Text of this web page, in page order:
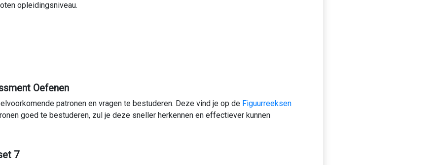
opleidingsniveau.
Oefenen
patronen en vragen te bestuderen. Deze vind je op de Figuurreeksen
goed te bestuderen, zul je deze sneller herkennen en effectiever kunnen
7